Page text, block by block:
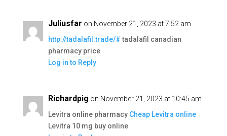
Juliusfar on November 21, 2023 at 7:52 am
http://tadalafil.trade/#tadalafil canadian
pharmacy price
Log in to Reply
Richardpig on November 21, 2023 at 10:45 am
Levitra online pharmacy Cheap Levitra online
Levitra 10 mg buy online